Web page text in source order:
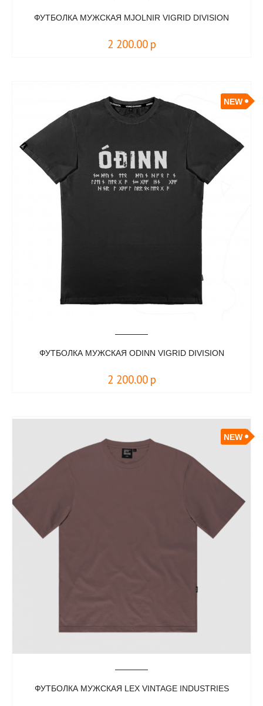
ФУТБОЛКА МУЖСКАЯ MJOLNIR VIGRID DIVISION
2 200.00 р
NEW
ФУТБОЛКА МУЖСКАЯ ODINN VIGRID DIVISION
2 200.00 р
NEW
ФУТБОЛКА МУЖСКАЯ LEX VINTAGE INDUSTRIES